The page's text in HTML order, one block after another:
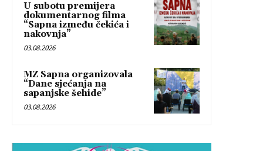
U subotu premijera
dokumentarnog filma
“Sapna između čekića i
nakovnja”
03.08.2026
MZ Sapna organizovala
“Dane sjećanja na
sapanjske šehide”
03.08.2026